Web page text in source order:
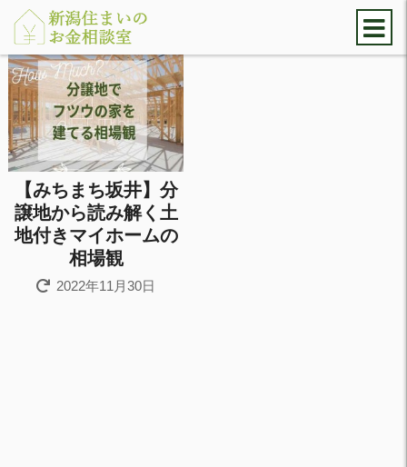
【みちまち坂井】分
譲地から読み解く土
地付きマイホームの
相場観
2022年11月30日